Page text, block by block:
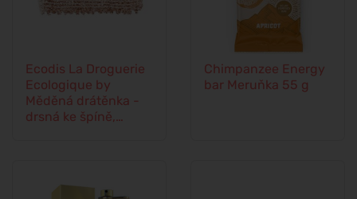
Ecodis La Droguerie
Ecologique by
Měděná drátěnka -
drsná ke špíně,
Chimpanzee Energy
bar Meruňka 55 g